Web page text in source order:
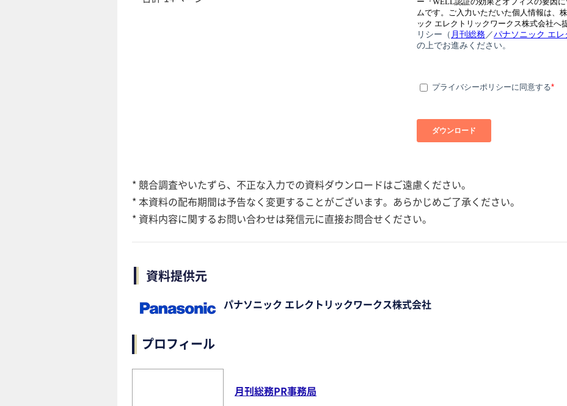
* 競合調査やいたずら、不正な入力での資料ダウンロードはご遠慮ください。
* 本資料の配布期間は予告なく変更することがございます。あらかじめご了承ください。
* 資料内容に関するお問い合わせは発信元に直接お問合せください。
資料提供元
パナソニック エレクトリックワークス株式会社
プロフィール
月刊総務PR事務局